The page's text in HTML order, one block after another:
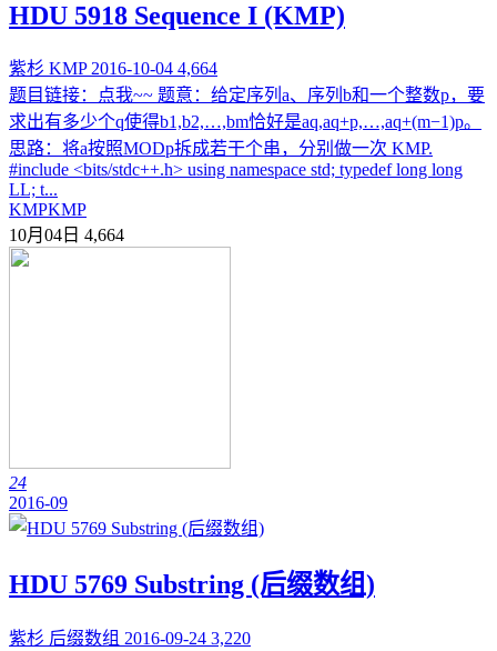
HDU 5918 Sequence I (KMP)
紫杉 KMP 2016-10-04 4,664
题目链接：点我~~ 题意：给定序列a、序列b和一个整数p，要
求出有多少个q使得b1,b2,…,bm恰好是aq,aq+p,…,aq+(m−1)p。
思路：将a按照MODp拆成若干个串，分别做一次 KMP.
#include <bits/stdc++.h> using namespace std; typedef long long
LL; t...
KMPKMP
10月04日 4,664
24
2016-09
HDU 5769 Substring (后缀数组)
紫杉 后缀数组 2016-09-24 3,220